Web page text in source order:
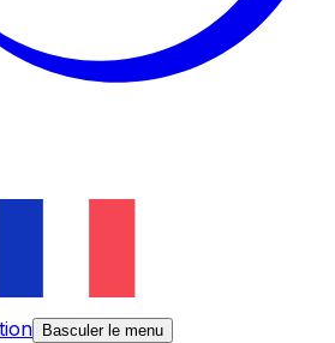
Basculer le menu